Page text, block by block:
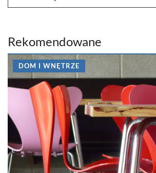
Rekomendowane
DOM I WNĘTRZE